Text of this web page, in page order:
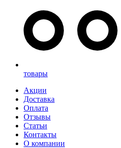
товары
Акции
Доставка
Оплата
Отзывы
Статьи
Контакты
О компании